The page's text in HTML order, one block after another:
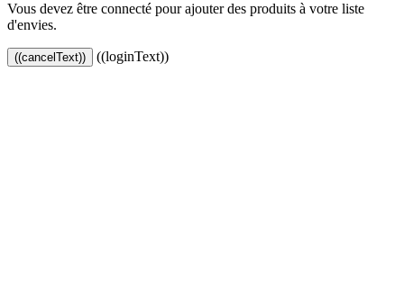
Vous devez être connecté pour ajouter des produits à votre liste
d'envies.
((cancelText)) ((loginText))